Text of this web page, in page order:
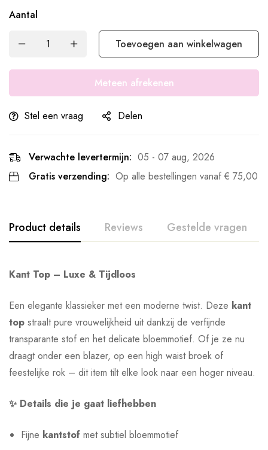
Aantal
Toevoegen aan winkelwagen
Meteen afrekenen
Stel een vraag Delen
Verwachte levertermijn: 05 - 07 aug, 2026
Gratis verzending: Op alle bestellingen vanaf € 75,00
Product details Reviews Gestelde vragen
Kant Top – Luxe & Tijdloos
Een elegante klassieker met een moderne twist. Deze kant
top straalt pure vrouwelijkheid uit dankzij de verfijnde
transparante stof en het delicate bloemmotief. Of je ze nu
draagt onder een blazer, op een high waist broek of
feestelijke rok – dit item tilt elke look naar een hoger niveau.
✨ Details die je gaat liefhebben
Fijne kantstof met subtiel bloemmotief